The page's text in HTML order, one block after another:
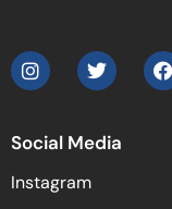
Social Media
Instagram